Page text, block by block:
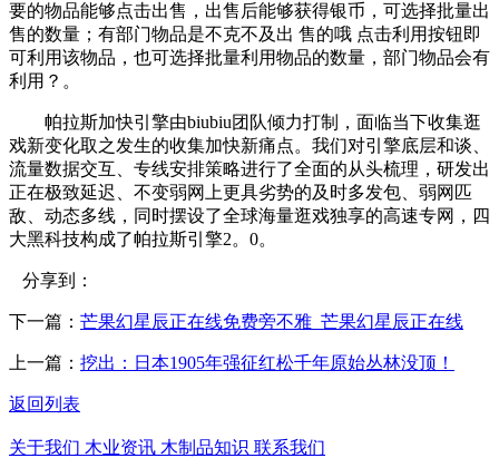
要的物品能够点击出售，出售后能够获得银币，可选择批量出
售的数量；有部门物品是不克不及出 售的哦 点击利用按钮即
可利用该物品，也可选择批量利用物品的数量，部门物品会有
利用？。
帕拉斯加快引擎由biubiu团队倾力打制，面临当下收集逛
戏新变化取之发生的收集加快新痛点。我们对引擎底层和谈、
流量数据交互、专线安排策略进行了全面的从头梳理，研发出
正在极致延迟、不变弱网上更具劣势的及时多发包、弱网匹
敌、动态多线，同时摆设了全球海量逛戏独享的高速专网，四
大黑科技构成了帕拉斯引擎2。0。
分享到：
下一篇： 芒果幻星辰正在线免费旁不雅_芒果幻星辰正在线
上一篇： 挖出：日本1905年强征红松千年原始丛林没顶！
返回列表
关于我们 木业资讯 木制品知识 联系我们